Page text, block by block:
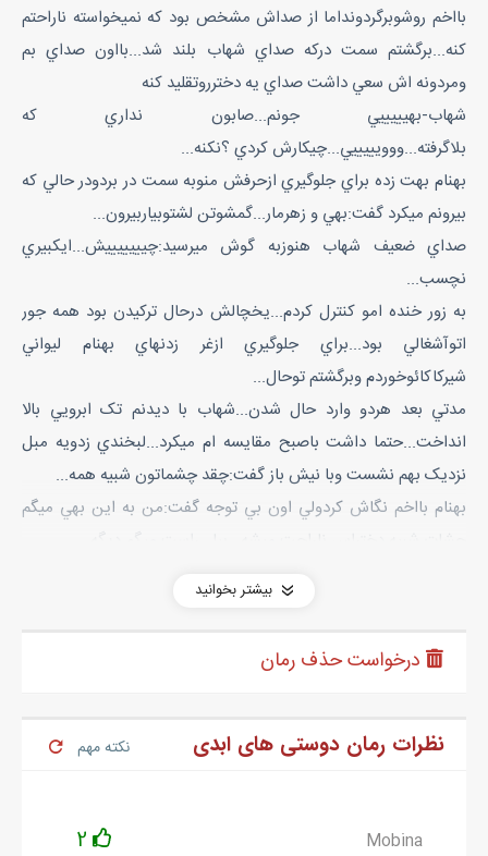
بااخم روشوبرگردونداما از صداش مشخص بود که نميخواسته ناراحتم
کنه...برگشتم سمت درکه صداي شهاب بلند شد...بااون صداي بم
ومردونه اش سعي داشت صداي يه دخترروتقليد کنه
شهاب-بهيييييي جونم...صابون نداري که
بلاگرفته...ووويييييي...چيکارش کردي ؟نکنه...
بهنام بهت زده براي جلوگيري ازحرفش منوبه سمت در بردودر حالي که
بيرونم ميکرد گفت:بهي و زهرمار...گمشوتن لشتوبياربيرون...
صداي ضعيف شهاب هنوزبه گوش ميرسيد:چيييييييش...ايکبيري
نچسب...
به زور خنده امو کنترل کردم...يخچالش درحال ترکيدن بود همه جور
اتوآشغالي بود...براي جلوگيري ازغر زدنهاي بهنام ليواني
شيرکاکائوخوردم وبرگشتم توحال...
مدتي بعد هردو وارد حال شدن...شهاب با ديدنم تک ابرويي بالا
انداخت...حتما داشت باصبح مقايسه ام ميکرد...لبخندي زدويه مبل
نزديک بهم نشست وبا نيش باز گفت:چقد چشماتون شبيه همه...
بهنام بااخم نگاش کردولي اون بي توجه گفت:من به اين بهي ميگم
موهاموبا دستم کمي کنار زدموگفتم:منم بهارم...
وپرسشگرنگام کرد...نفسي کشيدمو گفتم:نه ...سو تفاهم بود ديگه...
مثل شما داشته باشه...
رسما داشت ميگفت بروگمشو...ولي اون شونه بالا انداختوگفت: نهار
بیشتر بخوانید
نظرات رمان دوستی های ابدی نکته مهم
Mobina
2